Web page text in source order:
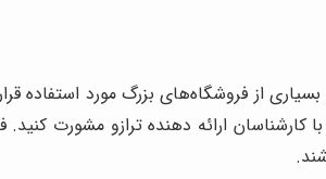
از فروشگاه‌های بزرگ مورد استفاده
کارشناسان ارائه دهنده ترازو مشورت